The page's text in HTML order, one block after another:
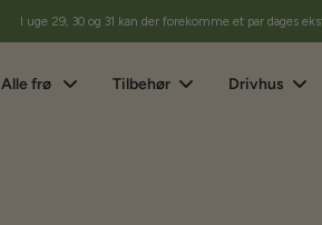
I uge 29, 30 og 31 kan der forekomme et par dages
Alle frø Tilbehør Drivhus